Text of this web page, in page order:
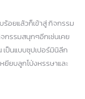
อยแล้วก็เข้าสู่ กิจกรรม
กรรมสนุกๆอีกเช่นเคย
ป็นแบบซุปเปอร์มินิลีก
ยียบลูกโป่งหรรษาและ